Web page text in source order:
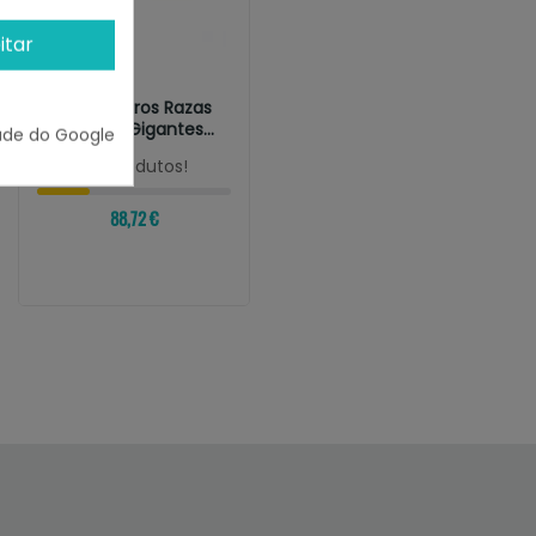
PHARMADIET
Hyaloral Perros Razas
Grandes Y Gigantes...
¡Últimas produtos!
88,72 €
do Google